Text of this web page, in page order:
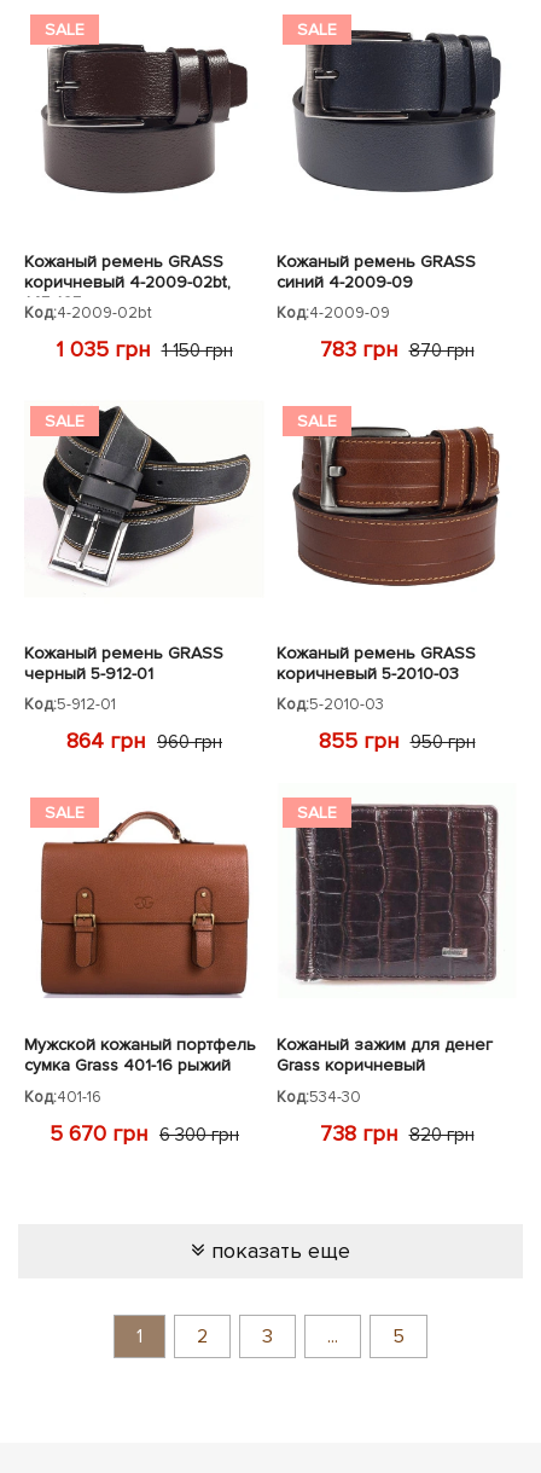
SALE
Кожаный ремень GRASS
коричневый 4-2009-02bt,
145-165см
Код:4-2009-02bt
1 035 грн 1 150 грн
SALE
Кожаный ремень GRASS
синий 4-2009-09
Код:4-2009-09
783 грн 870 грн
SALE
Кожаный ремень GRASS
черный 5-912-01
Код:5-912-01
864 грн 960 грн
SALE
Кожаный ремень GRASS
коричневый 5-2010-03
Код:5-2010-03
855 грн 950 грн
SALE
Мужской кожаный портфель
сумка Grass 401-16 рыжий
Код:401-16
5 670 грн 6 300 грн
SALE
Кожаный зажим для денег
Grass коричневый
Код:534-30
738 грн 820 грн
показать еще
1 2 3 ... 5